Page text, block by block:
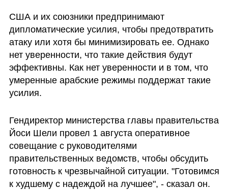
США и их союзники предпринимают
дипломатические усилия, чтобы предотвратить
атаку или хотя бы минимизировать ее. Однако
нет уверенности, что такие действия будут
эффективны. Как нет уверенности и в том, что
умеренные арабские режимы поддержат такие
усилия.
Гендиректор министерства главы правительства
Йоси Шели провел 1 августа оперативное
совещание с руководителями
правительственных ведомств, чтобы обсудить
готовность к чрезвычайной ситуации. "Готовимся
к худшему с надеждой на лучшее", - сказал он.